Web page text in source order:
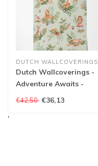
DUTCH WALLCOVERINGS
Dutch Wallcoverings -
Adventure Awaits -
Forest Friends Sage -
€42,50 €36,13
'